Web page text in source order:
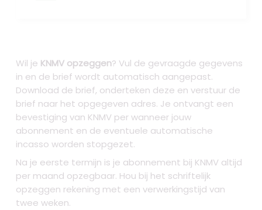
Wil je KNMV opzeggen? Vul de gevraagde gegevens
in en de brief wordt automatisch aangepast.
Download de brief, onderteken deze en verstuur de
brief naar het opgegeven adres. Je ontvangt een
bevestiging van KNMV per wanneer jouw
abonnement en de eventuele automatische
incasso worden stopgezet.
Na je eerste termijn is je abonnement bij KNMV altijd
per maand opzegbaar. Hou bij het schriftelijk
opzeggen rekening met een verwerkingstijd van
twee weken.